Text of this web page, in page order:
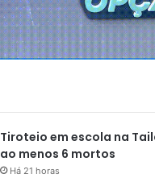
Tiroteio em escola na
ao menos 6 mortos
Há 21 horas